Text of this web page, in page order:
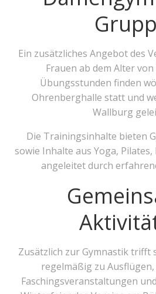
Ein zusätzliches Angebot des
Frauen ab dem Alter von
Übungsstunden finden
Ohrenberghalle statt und
Wallburg
Die Trainingsinhalte bieten
sowie Inhalte aus Yoga,
angeleitet durch
Zusätzlich zur Gymnastik trifft
regelmäßig zu
Faschingsveranstaltungen